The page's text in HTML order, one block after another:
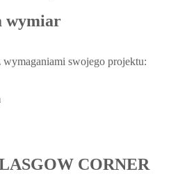
wymiar
swojego projektu:
CORNER